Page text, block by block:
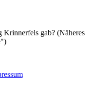
Krinnerfels gab? (Näheres